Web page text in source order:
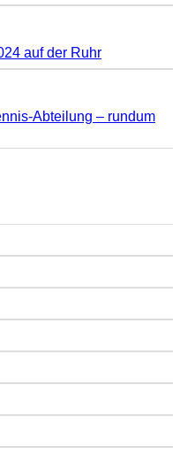
auf der Ruhr
Abteilung – rundum